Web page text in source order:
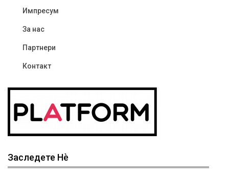
Импресум
За нас
Партнери
Контакт
Заследете Нѐ